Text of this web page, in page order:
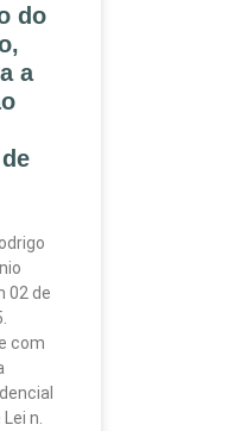
do
a
02 de
com
n.